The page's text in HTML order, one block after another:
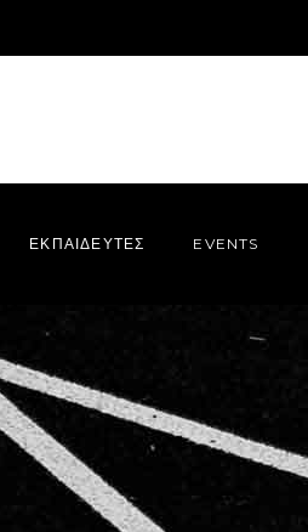
ΕΚΠΑΙΔΕΥΤΕΣ EVENTS